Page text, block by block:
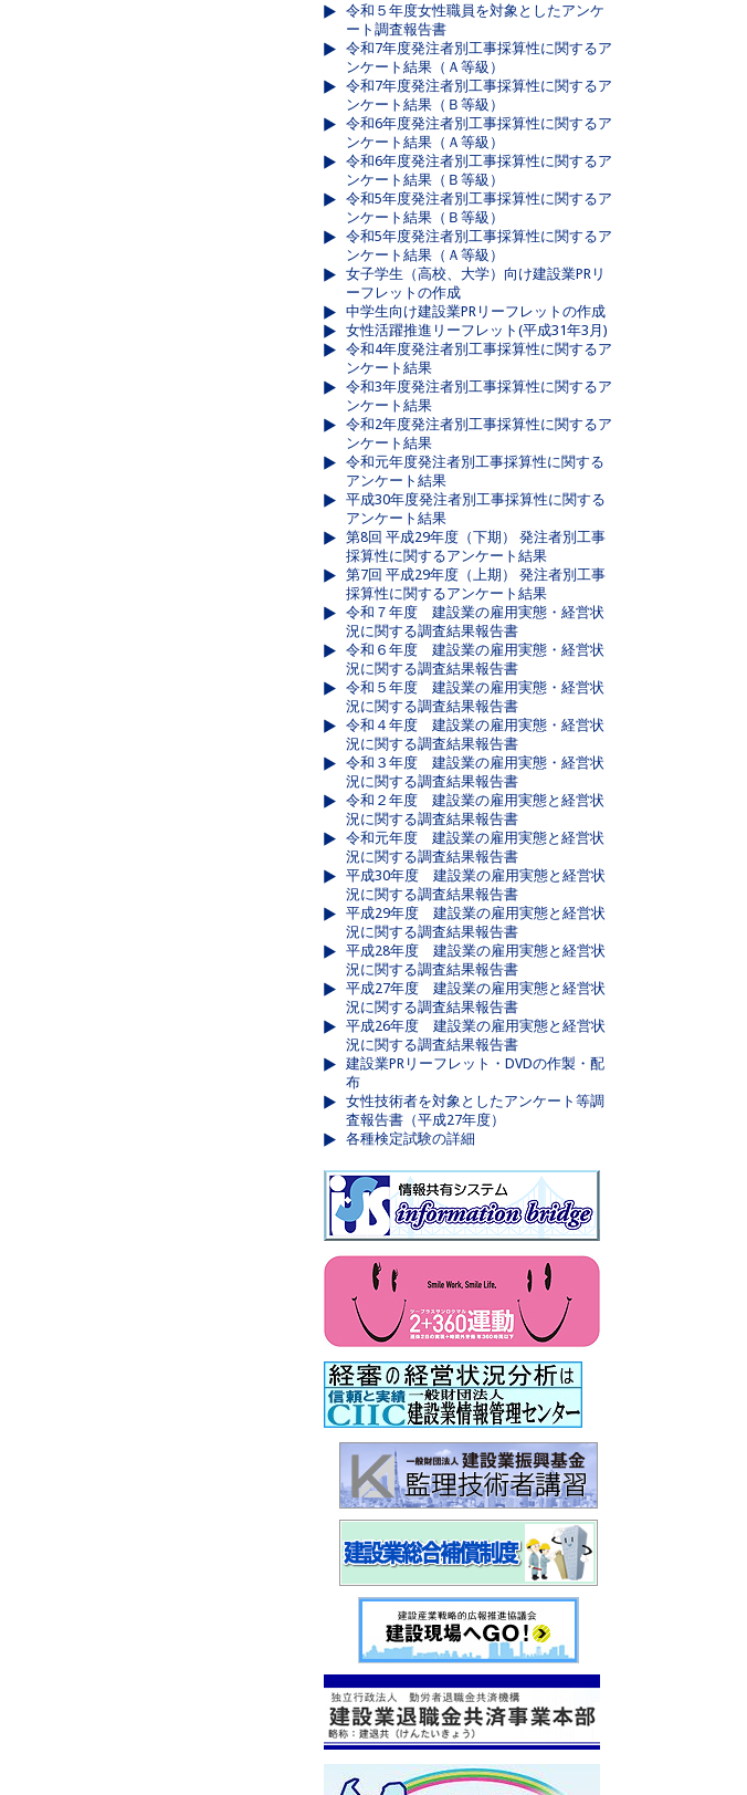
令和５年度女性職員を対象としたアンケ
ート調査報告書
令和7年度発注者別工事採算性に関するア
ンケート結果（Ａ等級）
令和7年度発注者別工事採算性に関するア
ンケート結果（Ｂ等級）
令和6年度発注者別工事採算性に関するア
ンケート結果（Ａ等級）
令和6年度発注者別工事採算性に関するア
ンケート結果（Ｂ等級）
令和5年度発注者別工事採算性に関するア
ンケート結果（Ｂ等級）
令和5年度発注者別工事採算性に関するア
ンケート結果（Ａ等級）
女子学生（高校、大学）向け建設業PRリ
ーフレットの作成
中学生向け建設業PRリーフレットの作成
女性活躍推進リーフレット(平成31年3月)
令和4年度発注者別工事採算性に関するア
ンケート結果
令和3年度発注者別工事採算性に関するア
ンケート結果
令和2年度発注者別工事採算性に関するア
ンケート結果
令和元年度発注者別工事採算性に関する
アンケート結果
平成30年度発注者別工事採算性に関する
アンケート結果
第8回 平成29年度（下期） 発注者別工事
採算性に関するアンケート結果
第7回 平成29年度（上期） 発注者別工事
採算性に関するアンケート結果
令和７年度 建設業の雇用実態・経営状
況に関する調査結果報告書
令和６年度 建設業の雇用実態・経営状
況に関する調査結果報告書
令和５年度 建設業の雇用実態・経営状
況に関する調査結果報告書
令和４年度 建設業の雇用実態・経営状
況に関する調査結果報告書
令和３年度 建設業の雇用実態・経営状
況に関する調査結果報告書
令和２年度 建設業の雇用実態と経営状
況に関する調査結果報告書
令和元年度 建設業の雇用実態と経営状
況に関する調査結果報告書
平成30年度 建設業の雇用実態と経営状
況に関する調査結果報告書
平成29年度 建設業の雇用実態と経営状
況に関する調査結果報告書
平成28年度 建設業の雇用実態と経営状
況に関する調査結果報告書
平成27年度 建設業の雇用実態と経営状
況に関する調査結果報告書
平成26年度 建設業の雇用実態と経営状
況に関する調査結果報告書
建設業PRリーフレット・DVDの作製・配
布
女性技術者を対象としたアンケート等調
査報告書（平成27年度）
各種検定試験の詳細